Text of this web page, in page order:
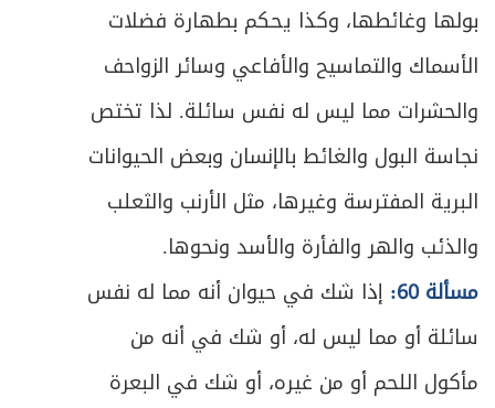
بولها وغائطها، وكذا يحكم بطهارة فضلات
الأسماك والتماسيح والأفاعي وسائر الزواحف
والحشرات مما ليس له نفس سائلة. لذا تختص
نجاسة البول والغائط بالإنسان وبعض الحيوانات
البرية المفترسة وغيرها، مثل الأرنب والثعلب
والذئب والهر والفأرة والأسد ونحوها.
مسألة 60:
إذا شك في حيوان أنه مما له نفس
سائلة أو مما ليس له، أو شك في أنه من
مأكول اللحم أو من غيره، أو شك في البعرة
111
113 المبحث السادس ـ في وضوء الجبيرة
ص
118 المبحث السابع ـ وضوء المسلوس والمبطون
ص
121 الفصل الثالث: في الأغسال
ص
124 المبحث الأول ـ في الجنابة
ص 130 المبحث الثاني ـ في الحيض
151 المبحث الثالث ـ في النفاس